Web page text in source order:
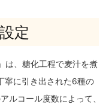
定
は、糖化工程で麦汁を煮
寧に引き出された6種の
ルコール度数によって、